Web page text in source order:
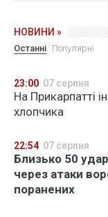
НОВИНИ »
Останні Популярні
23:00 07 серпня
На Прикарпатті
хлопчика
22:54 07 серпня
Близько 50
через атаки
поранених